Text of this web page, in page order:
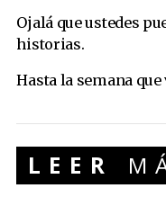
Ojalá que ustedes
historias.
Hasta la semana
LEER